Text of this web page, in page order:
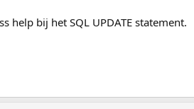
help bij het SQL UPDATE statement.